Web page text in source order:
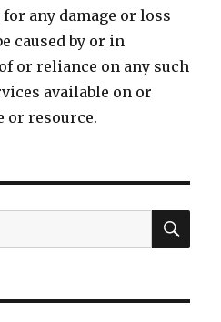
any damage or loss
caused by or in
or reliance on any such
available on or
or resource.
検